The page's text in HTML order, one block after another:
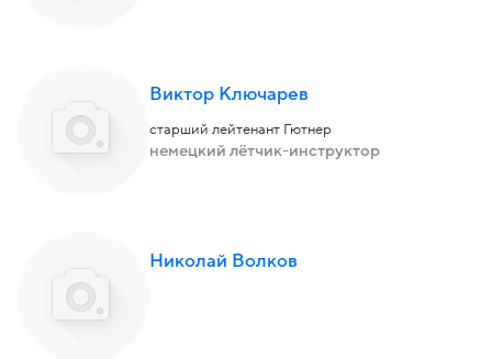
Виктор Ключарев
старший лейтенант Гютнер
немецкий лётчик-инструктор
Николай Волков